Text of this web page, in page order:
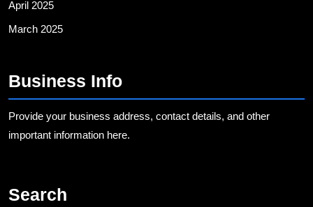
April 2025
March 2025
Business Info
Provide your business address, contact details, and other
important information here.
Search